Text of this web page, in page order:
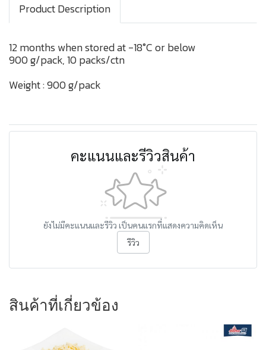
Product Description
12 months when stored at -18°C or below
900 g/pack, 10 packs/ctn
Weight : 900 g/pack
คะแนนและรีวิวสินค้า
ยังไม่มีคะแนนและรีวิว เป็นคนแรกที่แสดงความคิดเห็น
รีวิว
สินค้าที่เกี่ยวข้อง